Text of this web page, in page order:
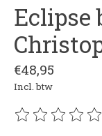
Eclipse
€48,95
Incl. btw
De